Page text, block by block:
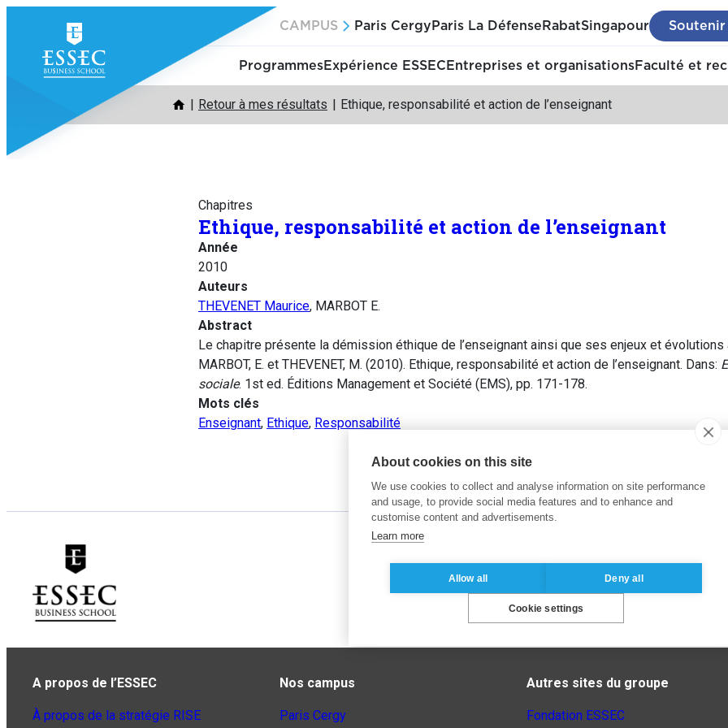
contenu
CAMPUS Paris Cergy Paris La Défense RabatSingapour Soutenir
ProgrammesExpérience ESSEC Entreprises et organisationsFaculté et
Retour à mes résultats Ethique, responsabilité et action de l’enseignant
Chapitres
Ethique, responsabilité et action de l’enseignant
Année
2010
Auteurs
THEVENET Maurice, MARBOT E.
Abstract
Le chapitre présente la démission éthique de l’enseignant ainsi que ses enjeux et évolutions
MARBOT, E. et THEVENET, M. (2010). Ethique, responsabilité et action de l’enseignant. Dans:
sociale. 1st ed. Éditions Management et Société (EMS), pp. 171-178.
Mots clés
Enseignant, Ethique, Responsabilité
A propos de l’ESSEC
À propos de la stratégie RISE
Nos campus
Paris Cergy
Autres sites du groupe
Fondation ESSEC
About cookies on this site
We use cookies to collect and analyse information on site performance
and usage, to provide social media features and to enhance and
customise content and advertisements.
Learn more
Allow all Deny all
Cookie settings